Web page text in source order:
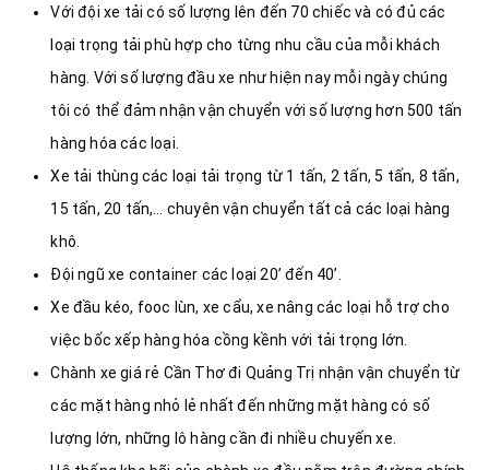
Với đội xe tải có số lượng lên đến 70 chiếc và có đủ các
loại trọng tải phù hợp cho từng nhu cầu của mỗi khách
hàng. Với số lượng đầu xe như hiện nay mỗi ngày chúng
tôi có thể đảm nhận vận chuyển với số lượng hơn 500 tấn
hàng hóa các loại.
Xe tải thùng các loại tải trọng từ 1 tấn, 2 tấn, 5 tấn, 8 tấn,
15 tấn, 20 tấn,… chuyên vận chuyển tất cả các loại hàng
khô.
Đội ngũ xe container các loại 20’ đến 40’.
Xe đầu kéo, fooc lùn, xe cẩu, xe nâng các loại hỗ trợ cho
việc bốc xếp hàng hóa cồng kềnh với tải trọng lớn.
Chành xe giá rẻ Cần Thơ đi Quảng Trị nhận vận chuyển từ
các mặt hàng nhỏ lẻ nhất đến những mặt hàng có số
lượng lớn, những lô hàng cần đi nhiều chuyến xe.